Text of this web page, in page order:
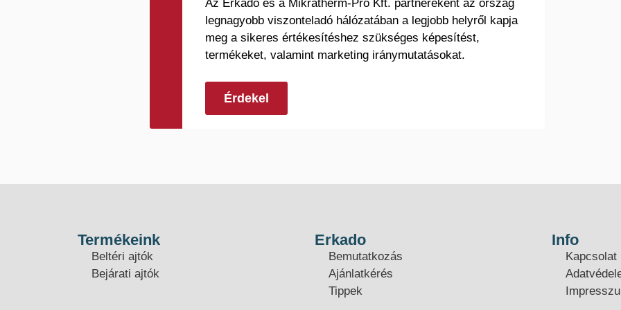
Az Erkado és a Mikratherm-Pro Kft. partnereként az ország
legnagyobb viszonteladó hálózatában a legjobb helyről kapja
meg a sikeres értékesítéshez szükséges képesítést,
termékeket, valamint marketing iránymutatásokat.
Érdekel
Termékeink
Beltéri ajtók
Bejárati ajtók
Erkado
Bemutatkozás
Ajánlatkérés
Tippek
Info
Kapcsolat